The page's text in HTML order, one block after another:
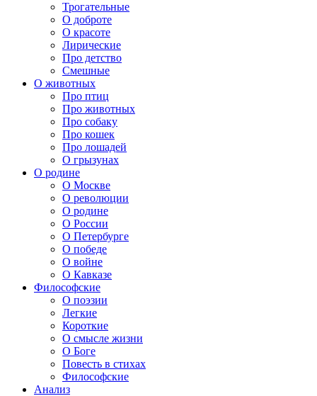
Трогательные
О доброте
О красоте
Лирические
Про детство
Смешные
О животных
Про птиц
Про животных
Про собаку
Про кошек
Про лошадей
О грызунах
О родине
О Москве
О революции
О родине
О России
О Петербурге
О победе
О войне
О Кавказе
Философские
О поэзии
Легкие
Короткие
О смысле жизни
О Боге
Повесть в стихах
Философские
Анализ